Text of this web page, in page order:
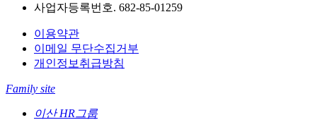
사업자등록번호. 682-85-01259
이용약관
이메일 무단수집거부
개인정보취급방침
Family site
이산 HR그룹